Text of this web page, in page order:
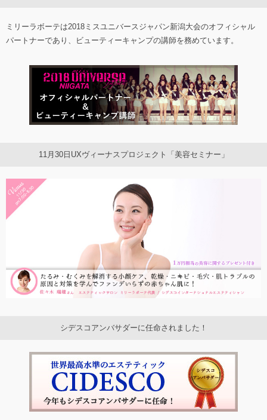
ミリーラボーテは2018ミスユニバースジャパン新潟大会のオフィシャル
パートナーであり、ビューティーキャンプの講師を務めています。
11月30日UXヴィーナスプロジェクト「美容セミナー」
シデスコアンバサダーに任命されました！